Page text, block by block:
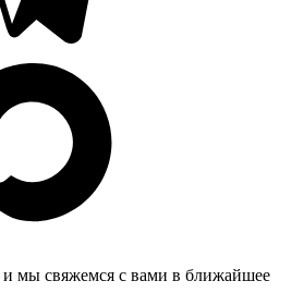
мы свяжемся с вами в ближайшее